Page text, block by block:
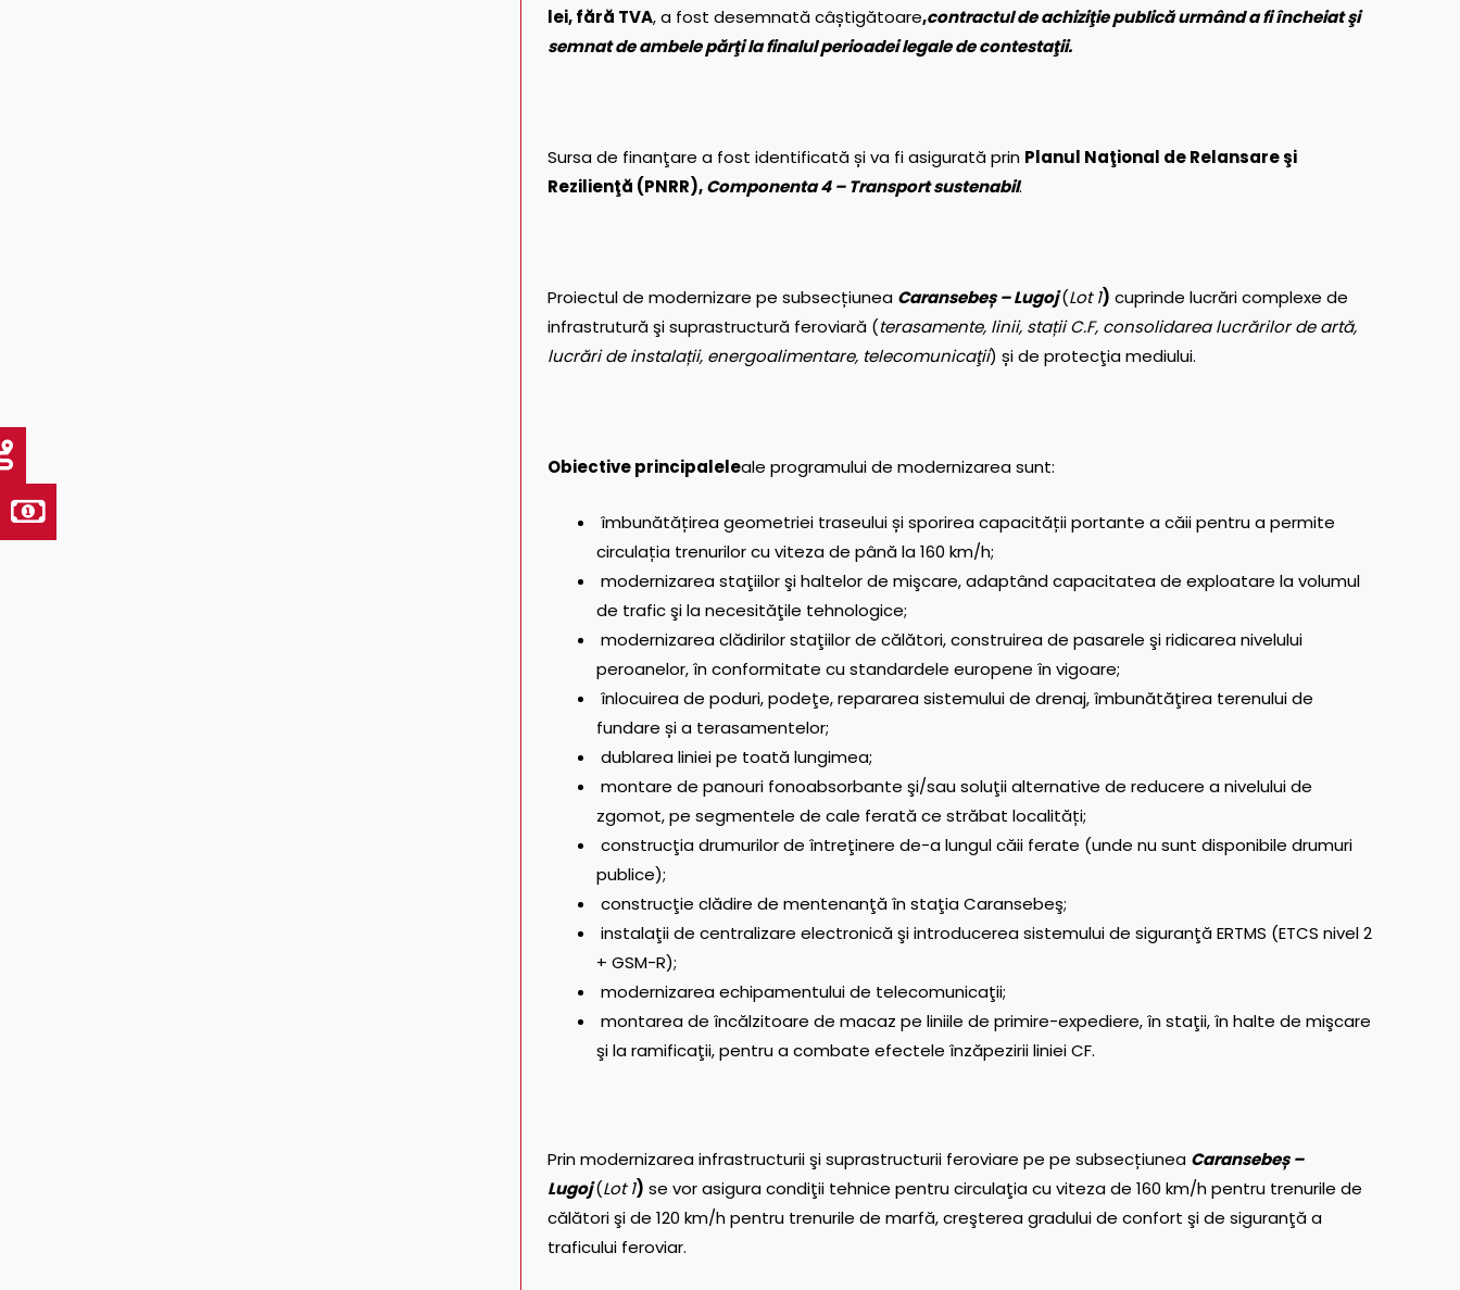
lei, fără TVA, a fost desemnată câștigătoare,contractul de achiziţie publică urmând a fi încheiat şi
semnat de ambele părţi la finalul perioadei legale de contestaţii.
Sursa de finanţare a fost identificată și va fi asigurată prin Planul Naţional de Relansare şi
Rezilienţă (PNRR),Componenta 4 – Transport sustenabil.
Proiectul de modernizare pe subsecțiunea Caransebeș – Lugoj(Lot 1) cuprinde lucrări complexe de
infrastrutură şi suprastructură feroviară (terasamente, linii, stații C.F, consolidarea lucrărilor de artă,
lucrări de instalații, energoalimentare, telecomunicaţii) și de protecţia mediului.
Obiective principaleleale programului de modernizarea sunt:
îmbunătățirea geometriei traseului și sporirea capacității portante a căii pentru a permite
circulația trenurilor cu viteza de până la 160 km/h;
modernizarea staţiilor şi haltelor de mişcare, adaptând capacitatea de exploatare la volumul
de trafic şi la necesităţile tehnologice;
modernizarea clădirilor staţiilor de călători, construirea de pasarele şi ridicarea nivelului
peroanelor, în conformitate cu standardele europene în vigoare;
înlocuirea de poduri, podeţe, repararea sistemului de drenaj, îmbunătăţirea terenului de
fundare și a terasamentelor;
dublarea liniei pe toată lungimea;
montare de panouri fonoabsorbante şi/sau soluţii alternative de reducere a nivelului de
zgomot, pe segmentele de cale ferată ce străbat localități;
construcţia drumurilor de întreţinere de-a lungul căii ferate (unde nu sunt disponibile drumuri
publice);
construcţie clădire de mentenanţă în staţia Caransebeş;
instalaţii de centralizare electronică şi introducerea sistemului de siguranţă ERTMS (ETCS nivel 2
+ GSM-R);
modernizarea echipamentului de telecomunicaţii;
montarea de încălzitoare de macaz pe liniile de primire-expediere, în staţii, în halte de mişcare
şi la ramificaţii, pentru a combate efectele înzăpezirii liniei CF.
Prin modernizarea infrastructurii şi suprastructurii feroviare pe pe subsecțiunea Caransebeș –
Lugoj(Lot 1) se vor asigura condiţii tehnice pentru circulaţia cu viteza de 160 km/h pentru trenurile de
călători şi de 120 km/h pentru trenurile de marfă, creşterea gradului de confort şi de siguranţă a
traficului feroviar.